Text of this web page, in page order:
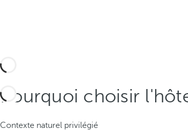
Pourquoi choisir
Contexte naturel privilégié